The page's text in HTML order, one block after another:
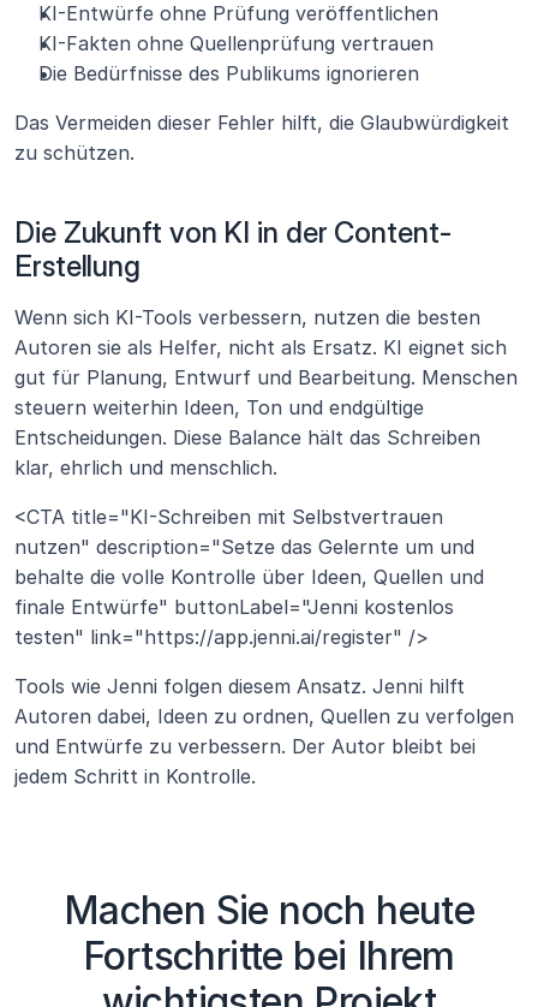
KI-Entwürfe ohne Prüfung veröffentlichen
KI-Fakten ohne Quellenprüfung vertrauen
Die Bedürfnisse des Publikums ignorieren
Das Vermeiden dieser Fehler hilft, die Glaubwürdigkeit
zu schützen.
Die Zukunft von KI in der Content-
Erstellung
Wenn sich KI-Tools verbessern, nutzen die besten
Autoren sie als Helfer, nicht als Ersatz. KI eignet sich
gut für Planung, Entwurf und Bearbeitung. Menschen
steuern weiterhin Ideen, Ton und endgültige
Entscheidungen. Diese Balance hält das Schreiben
klar, ehrlich und menschlich.
<CTA title="KI-Schreiben mit Selbstvertrauen
nutzen" description="Setze das Gelernte um und
behalte die volle Kontrolle über Ideen, Quellen und
finale Entwürfe" buttonLabel="Jenni kostenlos
testen" link="https://app.jenni.ai/register" />
Tools wie Jenni folgen diesem Ansatz. Jenni hilft
Autoren dabei, Ideen zu ordnen, Quellen zu verfolgen
und Entwürfe zu verbessern. Der Autor bleibt bei
jedem Schritt in Kontrolle.
Machen Sie noch heute
Fortschritte bei Ihrem